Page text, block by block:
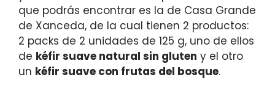
que podrás encontrar es la de Casa Grande
de Xanceda, de la cual tienen 2 productos:
2 packs de 2 unidades de 125 g, uno de ellos
de kéfir suave natural sin gluten y el otro
un kéfir suave con frutas del bosque.